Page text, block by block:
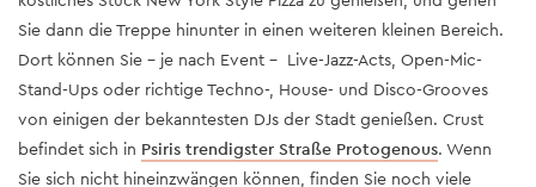
Sie dann die Treppe hinunter in einen weiteren kleinen Bereich.
Dort können Sie – je nach Event - Live-Jazz-Acts, Open-Mic-
Stand-Ups oder richtige Techno-, House- und Disco-Grooves
von einigen der bekanntesten DJs der Stadt genießen. Crust
befindet sich in Psiris trendigster Straße Protogenous. Wenn
Sie sich nicht hineinzwängen können, finden Sie noch viele